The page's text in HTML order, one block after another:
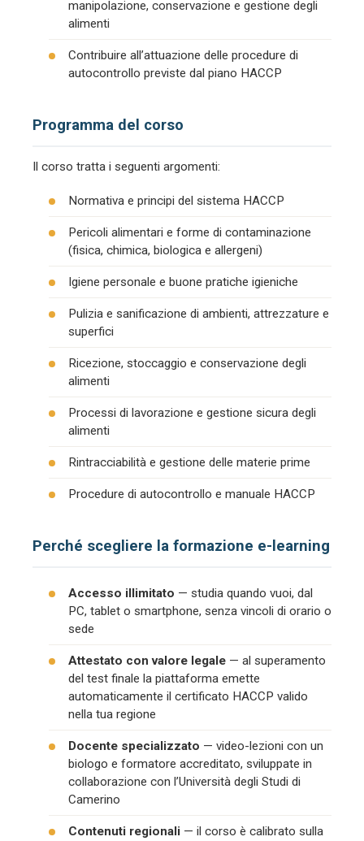
manipolazione, conservazione e gestione degli
alimenti
Contribuire all’attuazione delle procedure di
autocontrollo previste dal piano HACCP
Programma del corso
Il corso tratta i seguenti argomenti:
Normativa e principi del sistema HACCP
Pericoli alimentari e forme di contaminazione
(fisica, chimica, biologica e allergeni)
Igiene personale e buone pratiche igieniche
Pulizia e sanificazione di ambienti, attrezzature e
superfici
Ricezione, stoccaggio e conservazione degli
alimenti
Processi di lavorazione e gestione sicura degli
alimenti
Rintracciabilità e gestione delle materie prime
Procedure di autocontrollo e manuale HACCP
Perché scegliere la formazione e-learning
Accesso illimitato — studia quando vuoi, dal
PC, tablet o smartphone, senza vincoli di orario o
sede
Attestato con valore legale — al superamento
del test finale la piattaforma emette
automaticamente il certificato HACCP valido
nella tua regione
Docente specializzato — video-lezioni con un
biologo e formatore accreditato, sviluppate in
collaborazione con l’Università degli Studi di
Camerino
Contenuti regionali — il corso è calibrato sulla